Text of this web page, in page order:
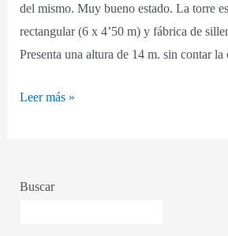
del mismo. Muy bueno estado. La torre
rectangular (6 x 4’50 m) y fábrica de
Presenta una altura de 14 m. sin contar la
Leer más »
Buscar